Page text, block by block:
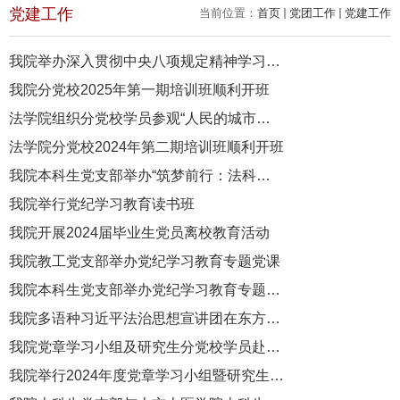
当前位置： 首页 党团工作 党建工作
党建工作
我院举办深入贯彻中央八项规定精神学习教育读书班
我院分党校2025年第一期培训班顺利开班
法学院组织分党校学员参观“人民的城市——上海打造人民城市最佳实...
法学院分党校2024年第二期培训班顺利开班
我院本科生党支部举办“筑梦前行：法科生的明天”主题党日活动
我院举行党纪学习教育读书班
我院开展2024届毕业生党员离校教育活动
我院教工党支部举办党纪学习教育专题党课
我院本科生党支部举办党纪学习教育专题党课
我院多语种习近平法治思想宣讲团在东方语学院开展主题宣讲
我院党章学习小组及研究生分党校学员赴中共二大会址纪念馆参观学...
我院举行2024年度党章学习小组暨研究生分党校开班典礼